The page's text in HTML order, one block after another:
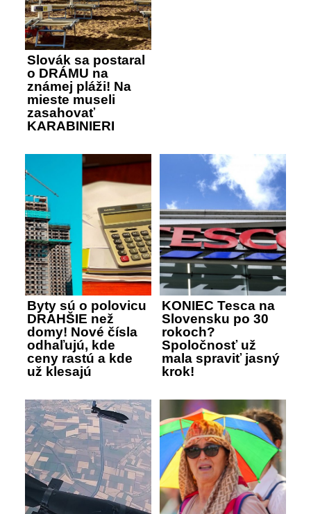
Slovák sa postaral
o DRÁMU na
známej pláži! Na
mieste museli
zasahovať
KARABINIERI
Byty sú o polovicu
DRAHŠIE než
domy! Nové čísla
odhaľujú, kde
ceny rastú a kde
už klesajú
KONIEC Tesca na
Slovensku po 30
rokoch?
Spoločnosť už
mala spraviť jasný
krok!